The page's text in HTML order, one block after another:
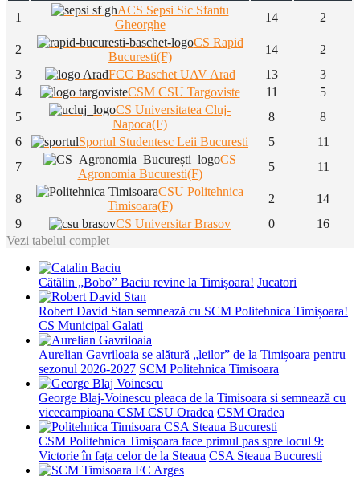
1
ACS Sepsi Sic Sfantu
Gheorghe
14 2
2
CS Rapid
Bucuresti(F)
14
2
3
FCC Baschet UAV Arad 13
3
4
CSM CSU Targoviste 11
5
5
CS Universitatea Cluj-
Napoca(F)
8
8
6
Sportul Studentesc Leii Bucuresti 5
11
7
CS
Agronomia Bucuresti(F)
5 11
8
CSU Politehnica
Timisoara(F)
2
14
9
CS Universitar Brasov 0
16
Vezi tabelul complet
Cătălin „Bobo” Baciu revine la Timișoara! Jucatori
Robert David Stan semnează cu SCM Politehnica Timișoara!
CS Municipal Galati
Aurelian Gavriloaia se alătură „leilor” de la Timișoara pentru
sezonul 2026-2027 SCM Politehnica Timisoara
George Blaj-Voinescu pleaca de la Timisoara si semnează cu
vicecampioana CSM CSU Oradea CSM Oradea
CSM Politehnica Timișoara face primul pas spre locul 9:
Victorie în fața celor de la Steaua CSA Steaua Bucuresti